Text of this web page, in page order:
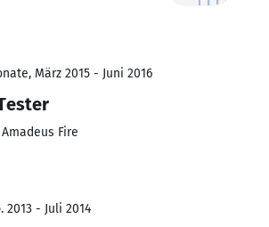
März 2015 - Juni 2016
Fire
2013 - Juli 2014